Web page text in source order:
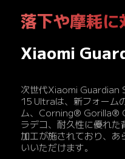
落下や摩耗に
Xiaomi
次世代Xiaomi Guardian
15 Ultraは、新フォーム
ム、Corning® Gorilla®
ラデコ、耐久性に優れた
加工が施されており、あ
いいただけます。